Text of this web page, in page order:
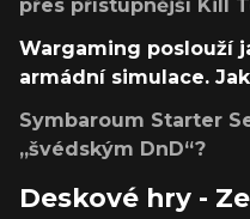
přes přístupnější Kill
Wargaming poslouží
armádní simulace.
Symbaroum Starter
„švédským DnD“?
Deskové hry -